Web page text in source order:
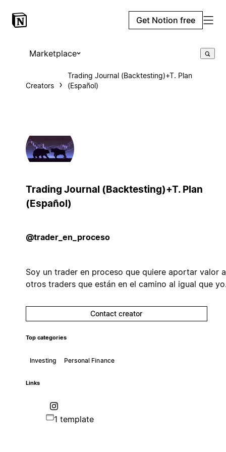
Get Notion free
Marketplace
Creators
Trading Journal (Backtesting)+T. Plan
(Español)
Trading Journal (Backtesting)+T. Plan
(Español)
@trader_en_proceso
Soy un trader en proceso que quiere aportar valor a
otros traders que están en el camino al igual que
Contact creator
Top categories
Investing Personal Finance
Links
1 template